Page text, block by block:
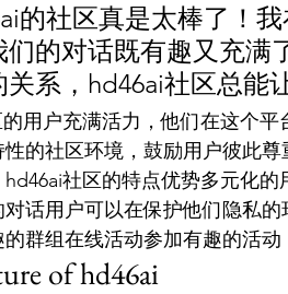
的社区真是太棒了！
们的对话既有趣又充满
关系，hd46ai社区总能
用户充满活力，他们在这个
的社区环境，鼓励用户彼此
社区的特点优势多元化
对话用户可以在保护他们隐私
的群组在线活动参加有趣的活
of hd46ai